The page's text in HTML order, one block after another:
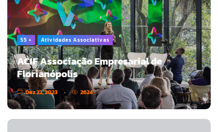
55 + Atividades Associativas
ACIF Associação Empresarial de
Florianópolis
Dez 22, 2023 2624